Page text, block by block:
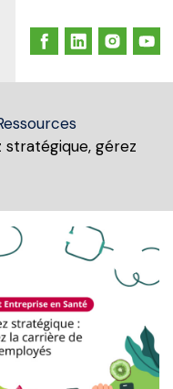
stratégique, gérez